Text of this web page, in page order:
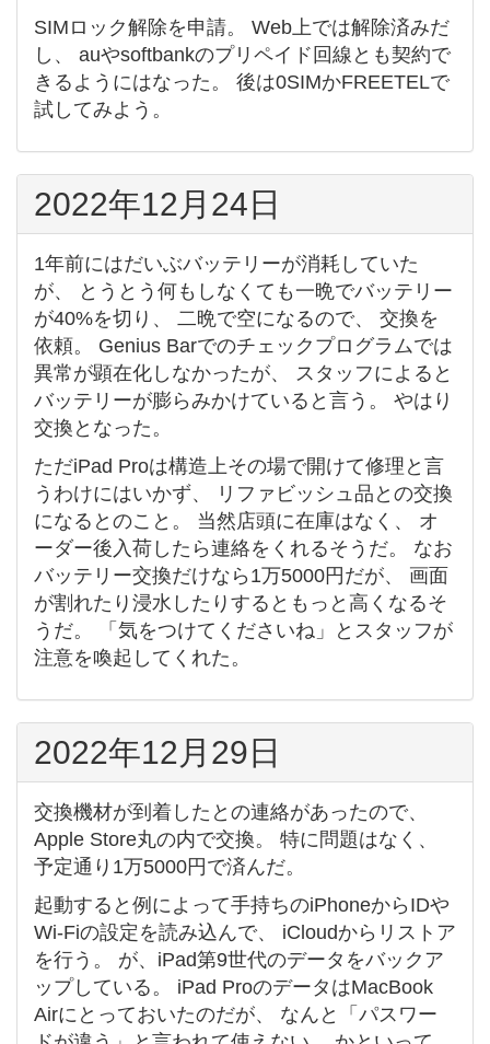
SIMロック解除を申請。 Web上では解除済みだ
し、 auやsoftbankのプリペイド回線とも契約で
きるようにはなった。 後は0SIMかFREETELで
試してみよう。
2022年12月24日
1年前にはだいぶバッテリーが消耗していた
が、 とうとう何もしなくても一晩でバッテリー
が40%を切り、 二晩で空になるので、 交換を
依頼。 Genius Barでのチェックプログラムでは
異常が顕在化しなかったが、 スタッフによると
バッテリーが膨らみかけていると言う。 やはり
交換となった。
ただiPad Proは構造上その場で開けて修理と言
うわけにはいかず、 リファビッシュ品との交換
になるとのこと。 当然店頭に在庫はなく、 オ
ーダー後入荷したら連絡をくれるそうだ。 なお
バッテリー交換だけなら1万5000円だが、 画面
が割れたり浸水したりするともっと高くなるそ
うだ。 「気をつけてくださいね」とスタッフが
注意を喚起してくれた。
2022年12月29日
交換機材が到着したとの連絡があったので、
Apple Store丸の内で交換。 特に問題はなく、
予定通り1万5000円で済んだ。
起動すると例によって手持ちのiPhoneからIDや
Wi-Fiの設定を読み込んで、 iCloudからリストア
を行う。 が、iPad第9世代のデータをバックア
ップしている。 iPad ProのデータはMacBook
Airにとっておいたのだが、 なんと「パスワー